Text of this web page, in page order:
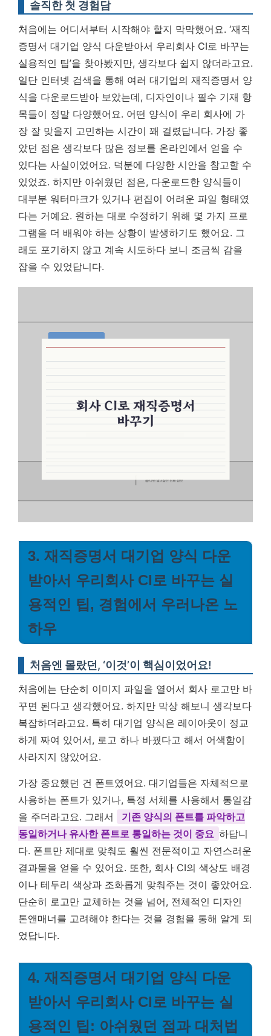
솔직한 첫 경험담
처음에는 어디서부터 시작해야 할지 막막했어요. ‘재직
증명서 대기업 양식 다운받아서 우리회사 CI로 바꾸는
실용적인 팁’을 찾아봤지만, 생각보다 쉽지 않더라고요.
일단 인터넷 검색을 통해 여러 대기업의 재직증명서 양
식을 다운로드받아 보았는데, 디자인이나 필수 기재 항
목들이 정말 다양했어요. 어떤 양식이 우리 회사에 가
장 잘 맞을지 고민하는 시간이 꽤 걸렸답니다. 가장 좋
았던 점은 생각보다 많은 정보를 온라인에서 얻을 수
있다는 사실이었어요. 덕분에 다양한 시안을 참고할 수
있었죠. 하지만 아쉬웠던 점은, 다운로드한 양식들이
대부분 워터마크가 있거나 편집이 어려운 파일 형태였
다는 거예요. 원하는 대로 수정하기 위해 몇 가지 프로
그램을 더 배워야 하는 상황이 발생하기도 했어요. 그
래도 포기하지 않고 계속 시도하다 보니 조금씩 감을
잡을 수 있었답니다.
3. 재직증명서 대기업 양식 다운
받아서 우리회사 CI로 바꾸는 실
용적인 팁, 경험에서 우러나온 노
하우
처음엔 몰랐던, ‘이것’이 핵심이었어요!
처음에는 단순히 이미지 파일을 열어서 회사 로고만 바
꾸면 된다고 생각했어요. 하지만 막상 해보니 생각보다
복잡하더라고요. 특히 대기업 양식은 레이아웃이 정교
하게 짜여 있어서, 로고 하나 바꿨다고 해서 어색함이
사라지지 않았어요.
가장 중요했던 건 폰트였어요. 대기업들은 자체적으로
사용하는 폰트가 있거나, 특정 서체를 사용해서 통일감
을 주더라고요. 그래서
기존 양식의 폰트를 파악하고
동일하거나 유사한 폰트로 통일하는 것이 중요 하답니
다. 폰트만 제대로 맞춰도 훨씬 전문적이고 자연스러운
결과물을 얻을 수 있어요. 또한, 회사 CI의 색상도 배경
이나 테두리 색상과 조화롭게 맞춰주는 것이 좋았어요.
단순히 로고만 교체하는 것을 넘어, 전체적인 디자인
톤앤매너를 고려해야 한다는 것을 경험을 통해 알게 되
었답니다.
4. 재직증명서 대기업 양식 다운
받아서 우리회사 CI로 바꾸는 실
용적인 팁: 아쉬웠던 점과 대처법